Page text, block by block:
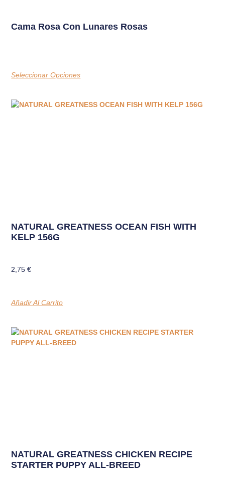
Cama Rosa Con Lunares Rosas
Seleccionar Opciones
NATURAL GREATNESS OCEAN FISH WITH
KELP 156G
2,75€
Añadir Al Carrito
NATURAL GREATNESS CHICKEN RECIPE
STARTER PUPPY ALL-BREED